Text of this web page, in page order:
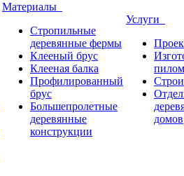
Материалы
Стропильные
деревянные фермы
Клееный брус
Клееная балка
Профилированный
брус
Большепролетные
деревянные
конструкции
Услуги
домов